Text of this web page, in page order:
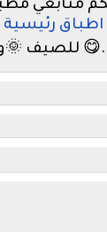
اطباق رئيسية
للصيف 🌞و زيد خفيف و بنين 😋.